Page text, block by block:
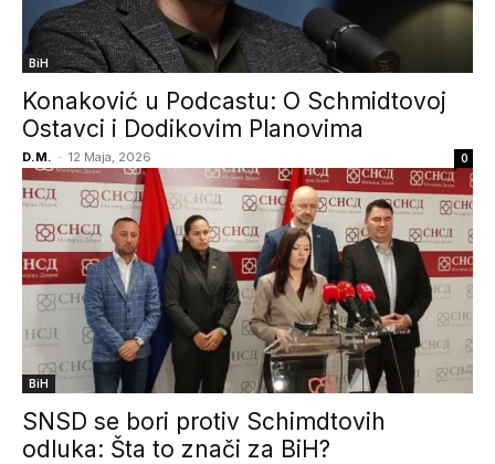
BiH
Konaković u Podcastu: O Schmidtovoj
Ostavci i Dodikovim Planovima
D.M. - 12 Maja, 2026 0
BiH
SNSD se bori protiv Schimdtovih
odluka: Šta to znači za BiH?